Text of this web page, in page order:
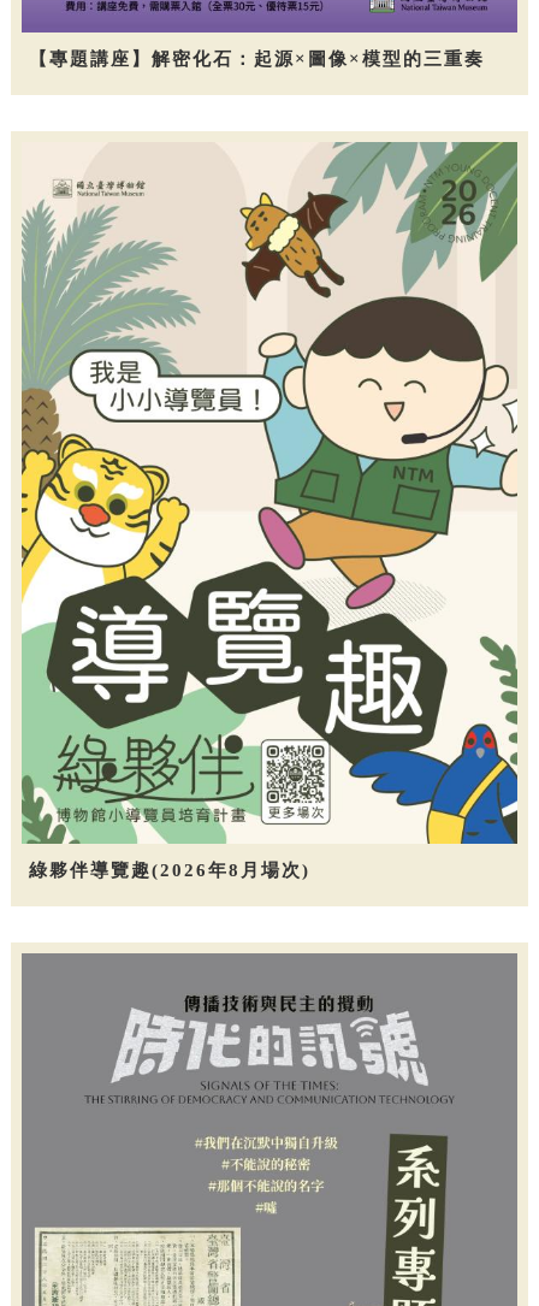
【專題講座】解密化石：起源×圖像×模型的三重奏
綠夥伴導覽趣(2026年8月場次)